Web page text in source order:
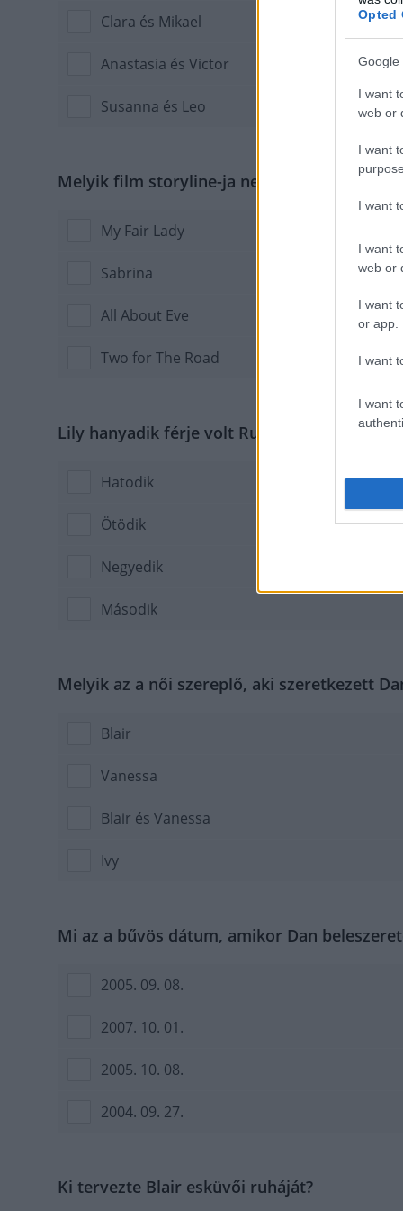
Opted
Google
I want
web or
I want
I want
I want
web or
I want
or app.
I want
I want
Clara és Mikael
Anastasia és Victor
Susanna és Leo
Melyik film storyline-ja nem tűnt fel Blair
My Fair Lady
Sabrina
All About Eve
Two for The Road
Lily hanyadik férje volt Rufus?
Hatodik
Ötödik
Negyedik
Második
Melyik az a női szereplő, aki szeretkezett
Blair
Vanessa
Blair és Vanessa
Ivy
Mi az a bűvös dátum, amikor Dan
2005. 09. 08.
2007. 10. 01.
2005. 10. 08.
2004. 09. 27.
Ki tervezte Blair esküvői ruháját?